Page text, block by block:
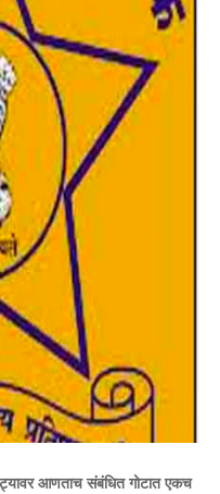
आणताच संबंधित गोटात एकच